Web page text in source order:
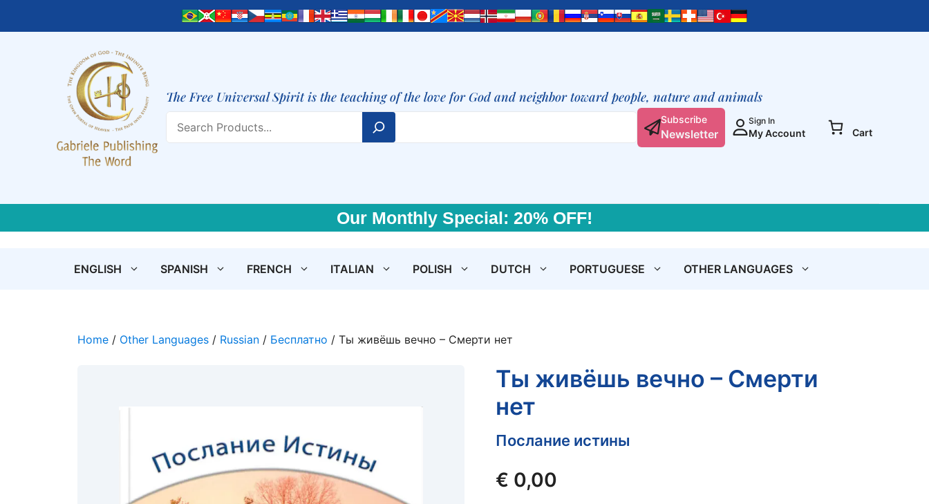
The Free Universal Spirit is the teaching of the love for God and neighbor toward people, nature and animals
Subscribe
Newsletter
Sign In
My Account Cart
Our Monthly Special: 20% OFF!
ENGLISH SPANISH FRENCH ITALIAN POLISH DUTCH PORTUGUESE OTHER LANGUAGES
Home / Other Languages / Russian / Бесплатно / Ты живёшь вечно – Смерти нет
Ты живёшь вечно – Смерти
нет
Послание истины
€ 0,00
вечно
–